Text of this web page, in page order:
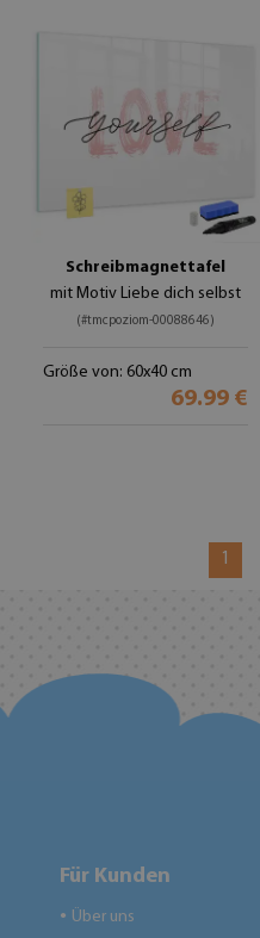
Schreibmagnettafel
mit Motiv Liebe dich selbst
(#tmcpoziom-00088646)
Größe von: 60x40 cm
69.99 €
1
Für Kunden
● Über uns